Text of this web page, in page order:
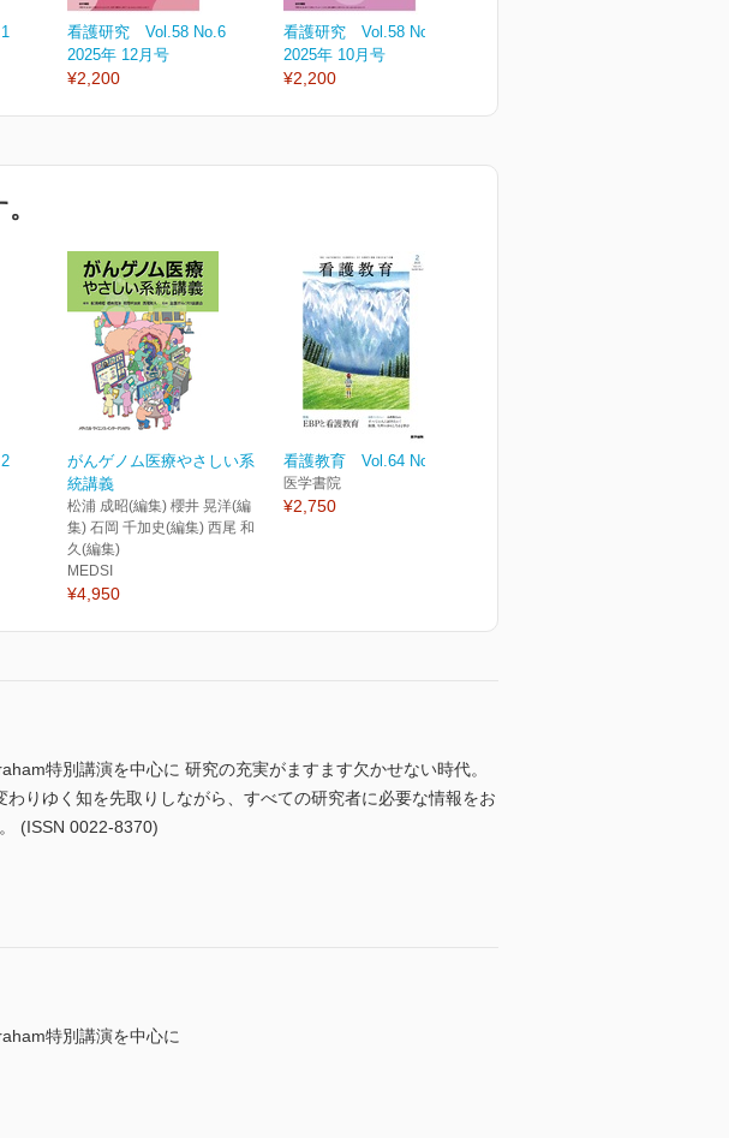
看護研究 Vol.58 No.6
2025年 12月号
¥2,200
看護研究 Vol.58 No.5
2025年 10月号
¥2,200
がんゲノム医療やさしい系
統講義
松浦 成昭(編集) 櫻井 晃洋(編
集) 石岡 千加史(編集) 西尾 和
久(編集)
MEDSI
¥4,950
看護教育 Vol.64 No.2
医学書院
¥2,750
特別講演を中心に 研究の充実がますます欠かせない時代。
りゆく知を先取りしながら、すべての研究者に必要な情報をお
(ISSN 0022-8370)
特別講演を中心に